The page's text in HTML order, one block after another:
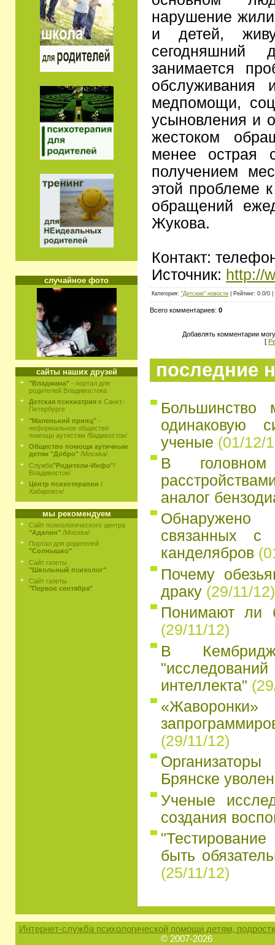
случайное фото
сайты наших друзей
"Владмама" - портал для
родителей Владивостока
Детская психиатрия в Санкт-
Петербурге
"Маленький принц" -
неформальное общество
помощи аутистам /Вадивосток/
Общество помощи аутичным
детям "Добро" /Москва/
Служба"Родители-Инфо"/
Владивосток/
Центр психотерапии /
Хабаровск/
мы рекомендуем
Сайт психологического центра
"Адалин" /Москва/
Портал для родителей
"Солнышко"
Сайт газеты
"Школьный психолог"
Сайт газеты
"Первое сентября"
нарушение
и детей,
сегодняшний
занимается
обслуживания
медпомощи,
усыновления и
жестоком
менее острая
получением
этой проблеме
обращений
Жукова.
Контакт:
Источник: http://
Категория: "Детские" новости | Рейтинг: 0.0/0 |
Всего комментариев: 0
Добавлять комментарии
[
последние
Большинство
одинаковую
ученые (01/12/
В
аналог
связанных с
канделябров
Почему
драку (29/11/12)
Понимают ли
(29/11/12)
В
интеллекта"
(29/11/12)
Брянске
Ученые
создания
быть
(25/11/12)
Интернет-служба психологической помощи детям,
© 2007-2026